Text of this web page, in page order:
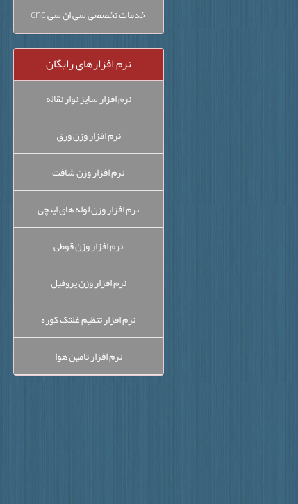
خدمات تخصصی سی ان سی cnc
نرم افزارهای رایگان
نرم افزار سایز نوار نقاله
نرم افزار وزن ورق
نرم افزار وزن شافت
نرم افزار وزن لوله های اینچی
نرم افزار وزن قوطی
نرم افزار وزن پروفیل
نرم افزار تنظیم غلتک کوره
نرم افزار تامین هوا